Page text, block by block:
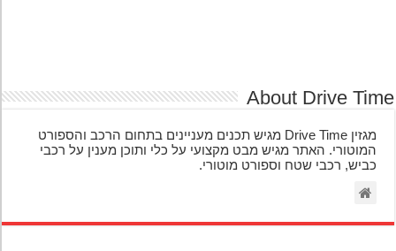
About Drive
מגזין Drive Time מגיש תכנים מעניינים בתחום הרכב והספורט
המוטורי. האתר מגיש מבט מקצועי על כלי ותוכן מענין על רכבי
כביש, רכבי שטח וספורט מוטורי.